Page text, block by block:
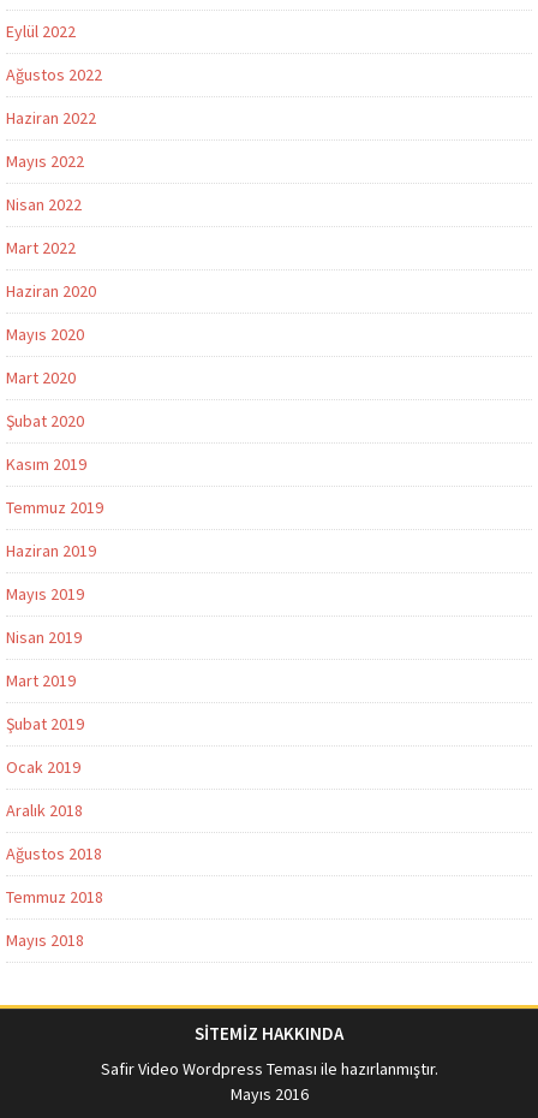
Eylül 2022
Ağustos 2022
Haziran 2022
Mayıs 2022
Nisan 2022
Mart 2022
Haziran 2020
Mayıs 2020
Mart 2020
Şubat 2020
Kasım 2019
Temmuz 2019
Haziran 2019
Mayıs 2019
Nisan 2019
Mart 2019
Şubat 2019
Ocak 2019
Aralık 2018
Ağustos 2018
Temmuz 2018
Mayıs 2018
SİTEMİZ HAKKINDA
Safir Video Wordpress Teması ile hazırlanmıştır.
Mayıs 2016